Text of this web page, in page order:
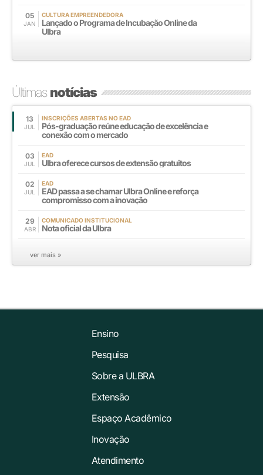
05
JAN
CULTURA EMPREENDEDORA
Lançado o Programa de Incubação Online da
Ulbra
Últimasnotícias
13
JUL
INSCRIÇÕES ABERTAS NO EAD
Pós-graduação reúne educação de excelência e
conexão com o mercado
03
JUL
EAD
Ulbra oferece cursos de extensão gratuitos
02
JUL
EAD
EAD passa a se chamar Ulbra Online e reforça
compromisso com a inovação
29
ABR
COMUNICADO INSTITUCIONAL
Nota oficial da Ulbra
ver mais »
Ensino
Pesquisa
Sobre a ULBRA
Extensão
Espaço Acadêmico
Inovação
Atendimento